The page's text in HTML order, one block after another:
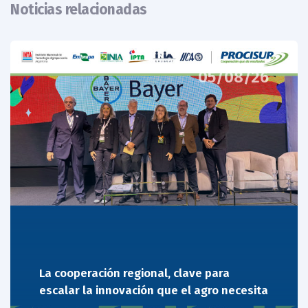
Noticias relacionadas
05/08/26
La cooperación regional, clave para
escalar la innovación que el agro necesita